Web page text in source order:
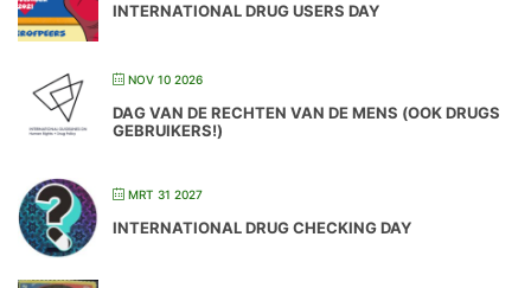
INTERNATIONAL DRUG USERS DAY
NOV 10 2026
DAG VAN DE RECHTEN VAN DE MENS (OOK DRUGS
GEBRUIKERS!)
MRT 31 2027
INTERNATIONAL DRUG CHECKING DAY